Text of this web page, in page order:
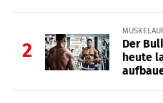
2
Der
heute